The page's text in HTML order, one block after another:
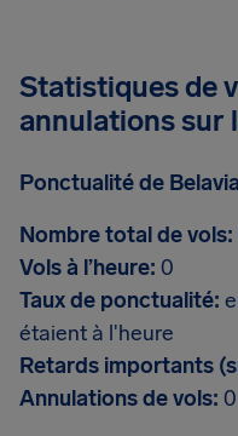
Statistiques de
annulations sur
Ponctualité de
Nombre total de vols:
Vols à l’heure: 0
Taux de ponctualité:
étaient à l'heure
Retards importants
Annulations de vols: 0